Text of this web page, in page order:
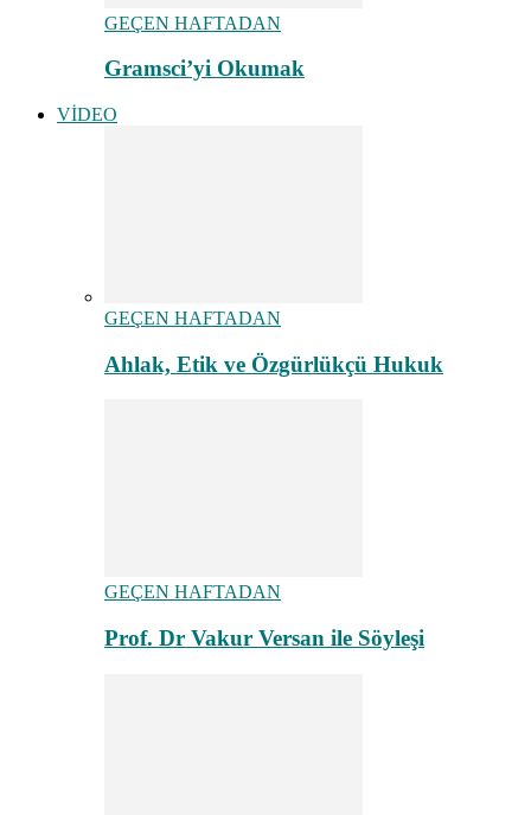
GEÇEN HAFTADAN
Gramsci’yi Okumak
VİDEO
GEÇEN HAFTADAN
Ahlak, Etik ve Özgürlükçü Hukuk
GEÇEN HAFTADAN
Prof. Dr Vakur Versan ile Söyleşi